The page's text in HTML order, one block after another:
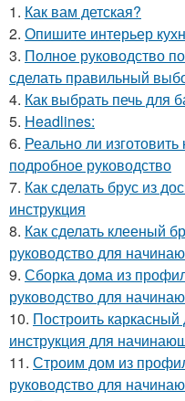
1. Как вам детская?
2. Опишите интерьер
3. Полное руководство
сделать правильный
4. Как выбрать печь для
5. Headlines:
6. Реально ли
подробное руководство
7. Как сделать брус из
инструкция
8. Как сделать клееный
руководство для
9. Сборка дома из
руководство для
10. Построить
инструкция для
11. Строим дом из
руководство для